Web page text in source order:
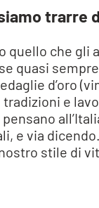
trarre
quello che gli
quasi
d’oro
e
e via
stile di